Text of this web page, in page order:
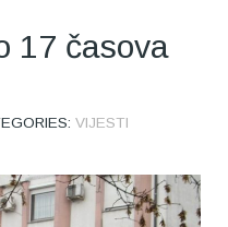
17 časova
VIJESTI